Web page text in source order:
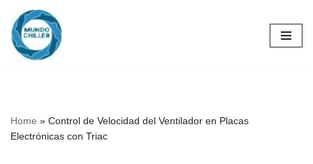
Skip
to
Home » Control de Velocidad del Ventilador en Placas
Electrónicas con Triac